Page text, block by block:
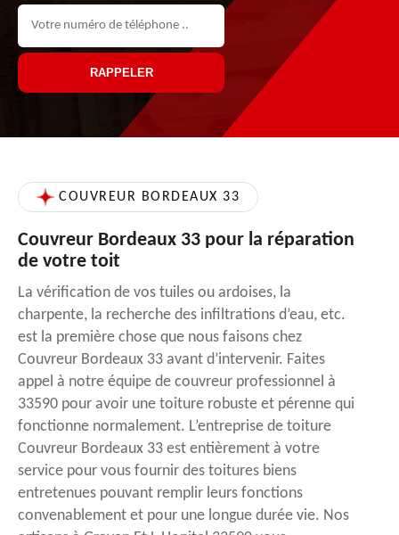
COUVREUR BORDEAUX 33
Couvreur Bordeaux 33 pour la réparation
de votre toit
La vérification de vos tuiles ou ardoises, la
charpente, la recherche des infiltrations d’eau, etc.
est la première chose que nous faisons chez
Couvreur Bordeaux 33 avant d’intervenir. Faites
appel à notre équipe de couvreur professionnel à
33590 pour avoir une toiture robuste et pérenne qui
fonctionne normalement. L’entreprise de toiture
Couvreur Bordeaux 33 est entièrement à votre
service pour vous fournir des toitures biens
entretenues pouvant remplir leurs fonctions
convenablement et pour une longue durée vie. Nos